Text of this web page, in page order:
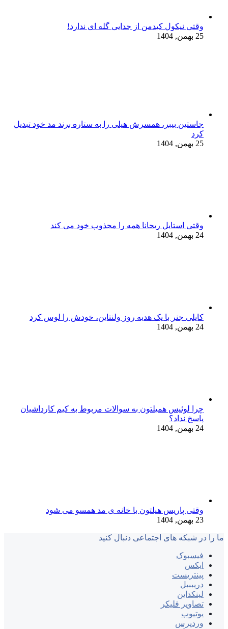
وقتی نیکول کیدمن از جدایی گله ای ندارد!
25 بهمن, 1404
جاستین بیبر، همسرش هیلی را به ستاره برند مد خود تبدیل
کرد
25 بهمن, 1404
وقتی استایل ریحانا همه را مجذوب خود می‌ کند
24 بهمن, 1404
کایلی جنر با یک هدیه روز ولنتاین، خودش را لوس کرد
24 بهمن, 1404
چرا لوئیس همیلتون به سوالات مربوط به کیم کارداشیان
پاسخ نداد؟
24 بهمن, 1404
وقتی پاریس هیلتون با خانه‌ ی مد همسو می شود
23 بهمن, 1404
ما را در شبکه های اجتماعی دنبال کنید
فیسبوک
ایکس
پینتریست
دریبببل
لینکداین
تصاویر فلیکر
یوتیوب
وردپرس